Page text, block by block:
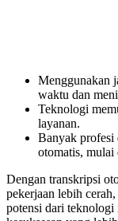
Menggunakan
waktu dan
Teknologi
layanan.
Banyak profesi
otomatis, mulai
Dengan transkripsi
pekerjaan lebih
potensi dari teknologi